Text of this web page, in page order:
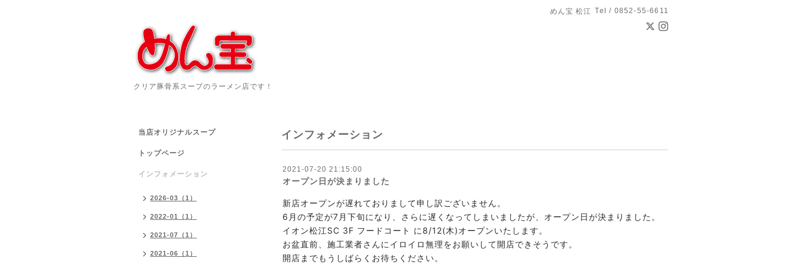
めん宝 松江 Tel / 0852-55-6611
クリア豚骨系スープのラーメン店です！
インフォメーション
2021-07-20 21:15:00
オープン日が決まりました
新店オープンが遅れておりまして申し訳ございません。
6月の予定が7月下旬になり、さらに遅くなってしまいましたが、オープン日が決まりました。
イオン松江SC 3F フードコート に8/12(木)オープンいたします。
お盆直前、施工業者さんにイロイロ無理をお願いして開店できそうです。
開店までもうしばらくお待ちください。
当店オリジナルスープ
トップページ
インフォメーション
2026-03（1）
2022-01（1）
2021-07（1）
2021-06（1）